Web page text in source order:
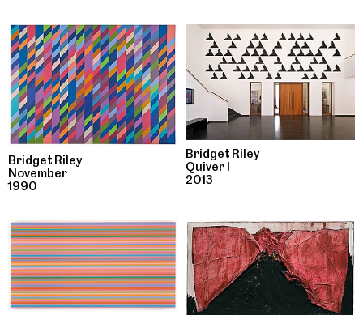
Bridget Riley
November
1990
Bridget Riley
Quiver I
2013